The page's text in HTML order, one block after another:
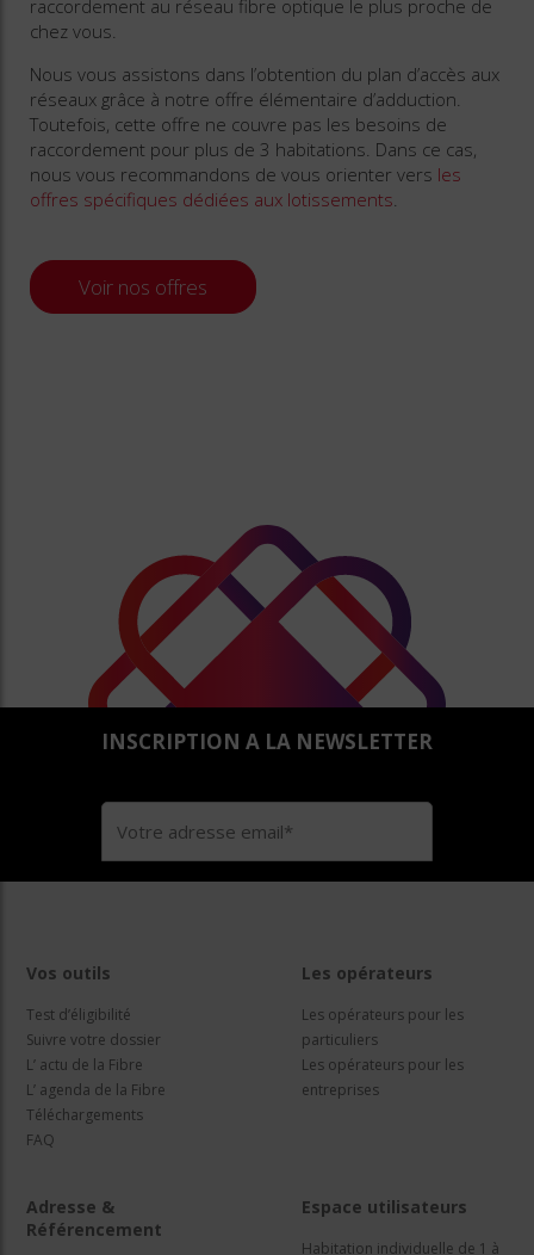
raccordement au réseau fibre optique le plus proche de
chez vous.
Nous vous assistons dans l’obtention du plan d’accès aux
réseaux grâce à notre offre élémentaire d’adduction.
Toutefois, cette offre ne couvre pas les besoins de
raccordement pour plus de 3 habitations. Dans ce cas,
nous vous recommandons de vous orienter vers les
offres spécifiques dédiées aux lotissements.
Voir nos offres
INSCRIPTION A LA NEWSLETTER
Vos outils
Test d’éligibilité
Suivre votre dossier
L’ actu de la Fibre
L’ agenda de la Fibre
Téléchargements
FAQ
Les opérateurs
Les opérateurs pour les
particuliers
Les opérateurs pour les
entreprises
Adresse &
Référencement
Espace utilisateurs
Habitation individuelle de 1 à